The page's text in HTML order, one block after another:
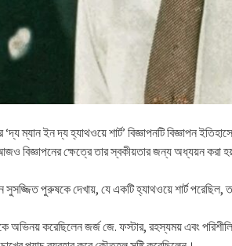
ম্যান ইন দ্য হ্যাথওয়ে শার্ট’ বিজ্ঞাপনটি বিজ্ঞাপন
বিজ্ঞাপনের ক্ষেত্রে তার স্বকীয়তার জন্য অধ্যয়ন করা
সুসজ্জিত পুরুষকে দেখায়, যে একটি হ্যাথওয়ে শার্ট
অভিনয় করেছিলেন জর্জ জে. ফস্টার, রহস্যময় এবং